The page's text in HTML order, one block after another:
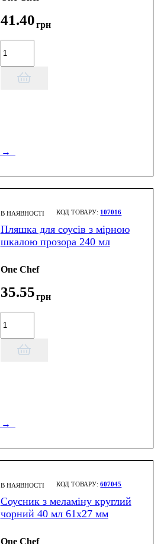
41.40грн
→
В НАЯВНОСТІ 107016
Пляшка для соусів з мірною
шкалою прозора 240 мл
One Chef
35.55грн
→
В НАЯВНОСТІ 607045
Соусник з меламіну круглий
чорний 40 мл 61х27 мм
One Chef